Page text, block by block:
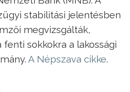
stabilitási jelentésben
megvizsgálták,
sokkokra a lakossági
A Népszava cikke.